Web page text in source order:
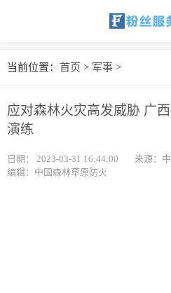
首页
娱乐
汽车
当前位置： 首页 > 军事 >
应对森林火灾高发威胁 广
演练
日期： 2023-03-31 16:44:00
来源：
编辑：中国森林草原防火